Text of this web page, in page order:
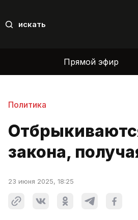
искать
Прямой эфир
Политика
закона,
23 июня 2025, 18:25